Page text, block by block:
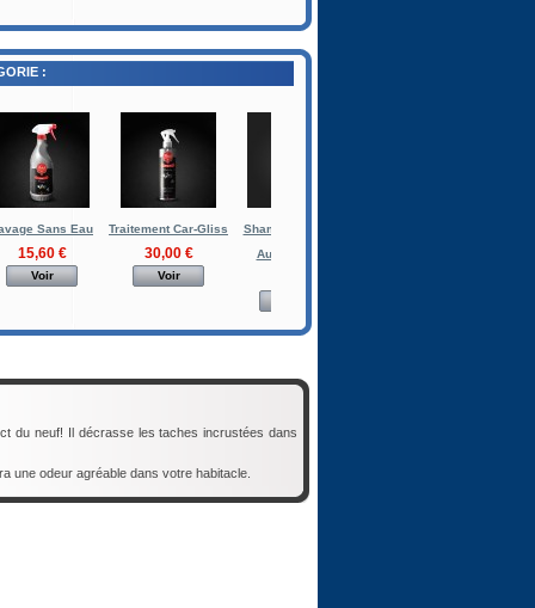
:
Sans Eau
15,60 €
Voir
Traitement Car-Gliss
30,00 €
Voir
Shampoing Cirant
Auto-Séchant
du neuf! Il décrasse les taches incrustées dans
une odeur agréable dans votre habitacle.